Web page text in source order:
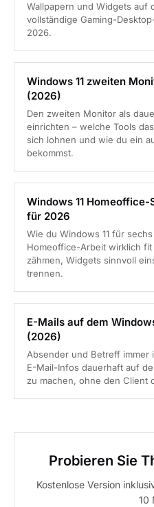
Wallpapern und Widgets auf
vollständige Gaming-
2026.
Windows 11 zweiten
(2026)
Den zweiten Monitor als
einrichten – welche Tools
sich lohnen und wie du ein
bekommst.
Windows 11
für 2026
Wie du Windows 11 für
Homeoffice-Arbeit wirklich
zähmen, Widgets sinnvoll
trennen.
E-Mails auf dem
(2026)
Absender und Betreff
E-Mail-Infos dauerhaft auf
zu machen, ohne den Client
Probieren Sie
Kostenlose Version
10